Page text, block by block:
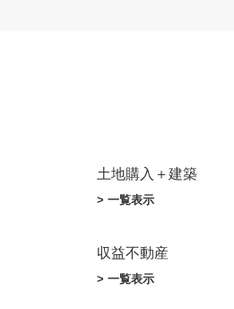
土地購入＋建築
> 一覧表示
収益不動産
> 一覧表示